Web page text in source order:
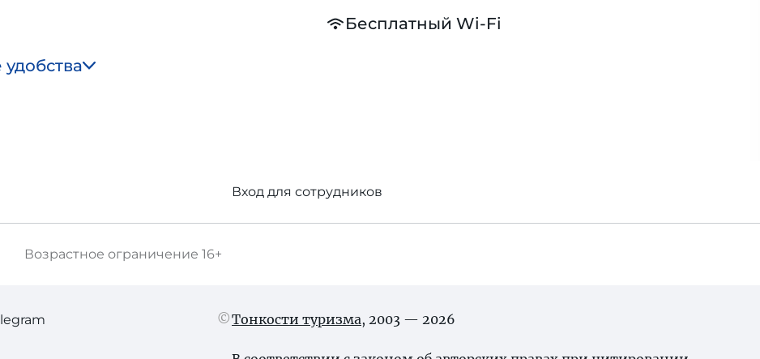
Бесплатный Wi-Fi
удобства
Вход для сотрудников
Возрастное ограничение 16+
Тонкости туризма, 2003 — 2026